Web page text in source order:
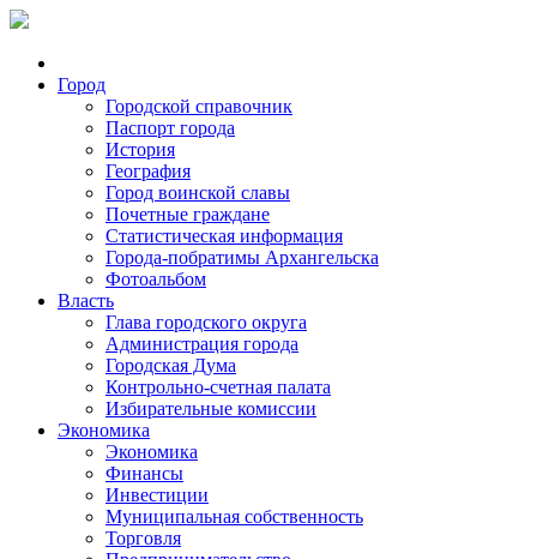
Город
Городской справочник
Паспорт города
История
География
Город воинской славы
Почетные граждане
Статистическая информация
Города-побратимы Архангельска
Фотоальбом
Власть
Глава городского округа
Администрация города
Городская Дума
Контрольно-счетная палата
Избирательные комиссии
Экономика
Экономика
Финансы
Инвестиции
Муниципальная собственность
Торговля